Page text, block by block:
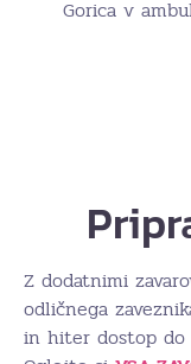
Gorica v
Z dodatnimi
odličnega
in hiter dostop do